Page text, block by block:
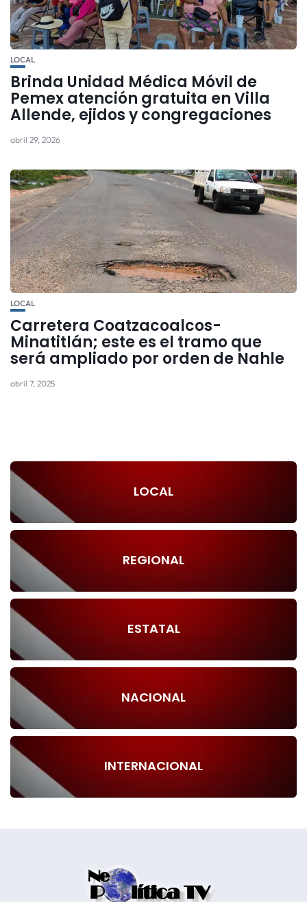
LOCAL
Brinda Unidad Médica Móvil de
Pemex atención gratuita en Villa
Allende, ejidos y congregaciones
abril 29, 2026
LOCAL
Carretera Coatzacoalcos-
Minatitlán; este es el tramo que
será ampliado por orden de Nahle
abril 7, 2025
LOCAL
REGIONAL
ESTATAL
NACIONAL
INTERNACIONAL